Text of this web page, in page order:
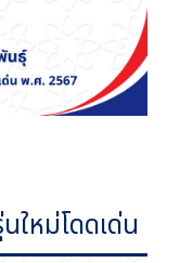
ใหม่โดดเด่น